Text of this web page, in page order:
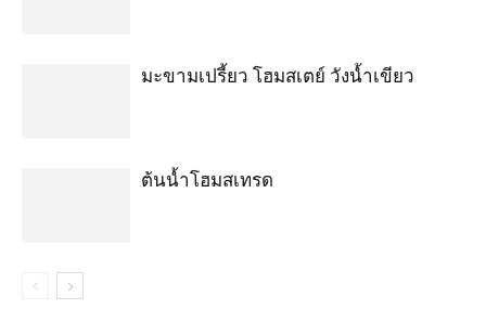
มะขามเปรี้ยว โฮมสเตย์ วังน้ำเขียว
ต้นน้ำโฮมสเทรด